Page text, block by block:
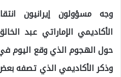
وجه مسؤولون إيرانيون
الأكاديمي الإماراتي عبد
حول الهجوم الذي وقع اليوم في
وذكر الأكاديمي الذي تصفه